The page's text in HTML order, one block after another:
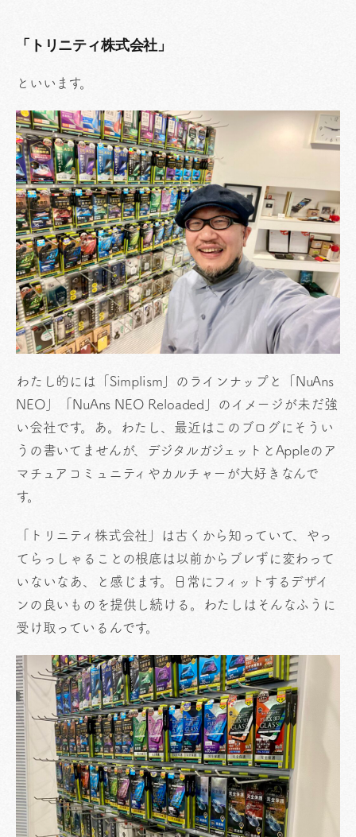
「トリニティ株式会社」
といいます。
わたし的には「Simplism」のラインナップと「NuAns
NEO」「NuAns NEO Reloaded」のイメージが未だ強
い会社です。あ。わたし、最近はこのブログにそうい
うの書いてませんが、デジタルガジェットとAppleのア
マチュアコミュニティやカルチャーが大好きなんで
す。
「トリニティ株式会社」は古くから知っていて、やっ
てらっしゃることの根底は以前からブレずに変わって
いないなあ、と感じます。日常にフィットするデザイ
ンの良いものを提供し続ける。わたしはそんなふうに
受け取っているんです。